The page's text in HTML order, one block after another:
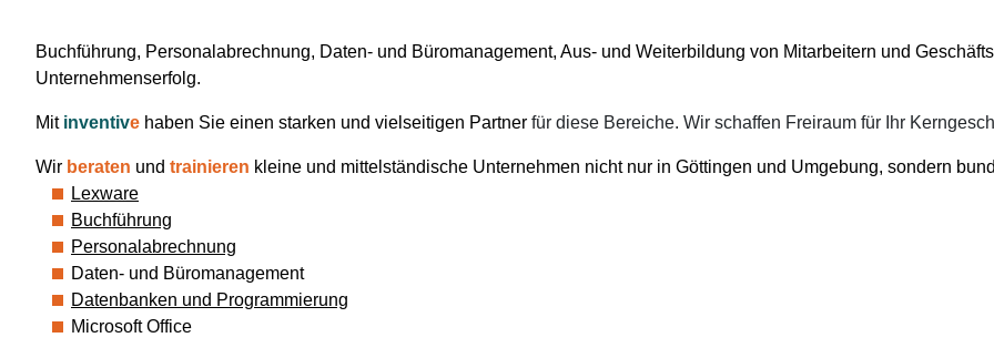
Buchführung, Personalabrechnung, Daten- und Büromanagement, Aus- und Weiterbildung von Mitarbeitern und
Unternehmenserfolg.
Mit inventive haben Sie einen starken und vielseitigen Partner für diese Bereiche. Wir schaffen Freiraum für Ihr
Wir beraten und trainieren kleine und mittelständische Unternehmen nicht nur in Göttingen und Umgebung, sondern
Lexware
Buchführung
Personalabrechnung
Daten- und Büromanagement
Datenbanken und Programmierung
Microsoft Office